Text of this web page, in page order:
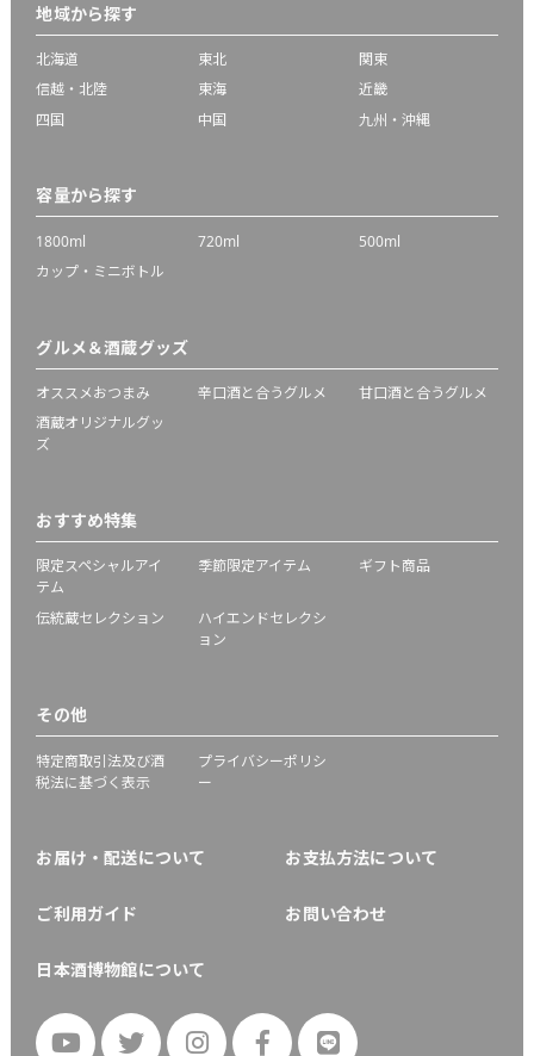
地域から探す
北海道 東北
関東
信越・北陸
東海
近畿
四国
中国 九州・沖縄
容量から探す
1800ml 720ml
500ml
カップ・ミニボトル
グルメ＆酒蔵グッズ
オススメおつまみ 辛口酒と合うグルメ
甘口酒と合うグルメ
酒蔵オリジナルグッ
ズ
おすすめ特集
限定スペシャルアイ
テム
季節限定アイテム ギフト商品
伝統蔵セレクション
ハイエンドセレクシ
ョン
その他
特定商取引法及び酒
税法に基づく表示
プライバシーポリシ
ー
お届け・配送について お支払方法について
ご利用ガイド お問い合わせ
日本酒博物館について